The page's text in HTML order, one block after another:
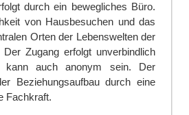
durch ein bewegliches Büro.
von Hausbesuchen und das
Orten der Lebenswelten der
Der Zugang erfolgt unverbindlich
kann auch anonym sein. Der
Beziehungsaufbau durch eine
Fachkraft.